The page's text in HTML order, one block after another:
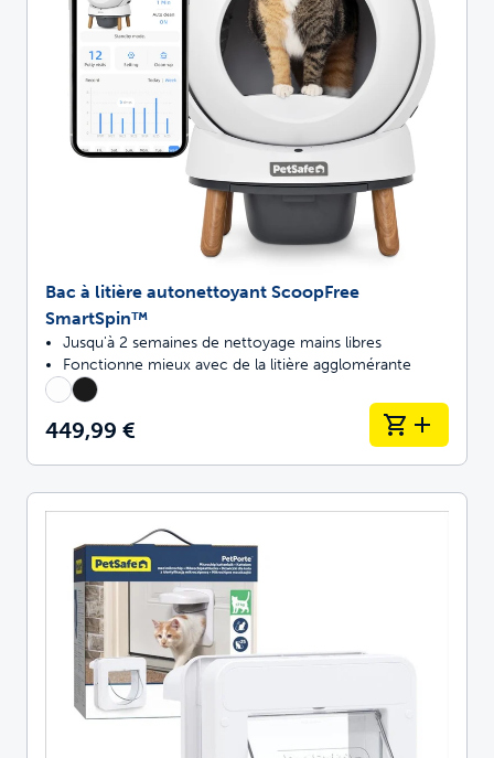
Bac à litière autonettoyant ScoopFree
SmartSpin™
Jusqu'à 2 semaines de nettoyage mains libres
Fonctionne mieux avec de la litière agglomérante
449,99 €